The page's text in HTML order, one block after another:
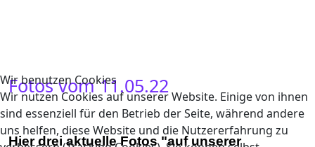
Fotos vom 11.05.22
Hier drei aktuelle Fotos "auf unserer
Wir benutzen Cookies
Wir nutzen Cookies auf unserer Website. Einige von ihnen
sind essenziell für den Betrieb der Seite, während andere
uns helfen, diese Website und die Nutzererfahrung zu